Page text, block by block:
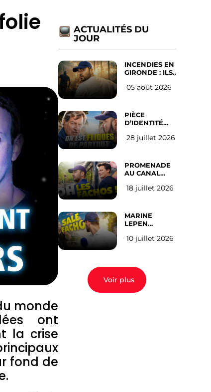
monde
ont
la crise
fond de
ACTUALITÉS DU
JOUR
INCENDIES EN
GIRONDE : ILS
D’ABANDONNER
05 août 2026
PIÈCE
D’IDENTITÉ
SUR LES
l’avis des
Français
28 juillet 2026
PROMENADE
AU CANAL
(les gauchistes
18 juillet 2026
MARINE
LEPEN
EN 2027 : l’avis
10 juillet 2026
Voir plus